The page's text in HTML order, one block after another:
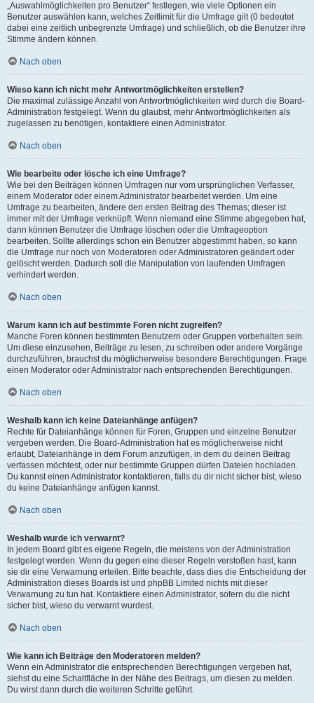
„Auswahlmöglichkeiten pro Benutzer“ festlegen, wie viele Optionen ein
Benutzer auswählen kann, welches Zeitlimit für die Umfrage gilt (0 bedeutet
dabei eine zeitlich unbegrenzte Umfrage) und schließlich, ob die Benutzer ihre
Stimme ändern können.
Nach oben
Wieso kann ich nicht mehr Antwortmöglichkeiten erstellen?
Die maximal zulässige Anzahl von Antwortmöglichkeiten wird durch die Board-
Administration festgelegt. Wenn du glaubst, mehr Antwortmöglichkeiten als
zugelassen zu benötigen, kontaktiere einen Administrator.
Nach oben
Wie bearbeite oder lösche ich eine Umfrage?
Wie bei den Beiträgen können Umfragen nur vom ursprünglichen Verfasser,
einem Moderator oder einem Administrator bearbeitet werden. Um eine
Umfrage zu bearbeiten, ändere den ersten Beitrag des Themas; dieser ist
immer mit der Umfrage verknüpft. Wenn niemand eine Stimme abgegeben hat,
dann können Benutzer die Umfrage löschen oder die Umfrageoption
bearbeiten. Sollte allerdings schon ein Benutzer abgestimmt haben, so kann
die Umfrage nur noch von Moderatoren oder Administratoren geändert oder
gelöscht werden. Dadurch soll die Manipulation von laufenden Umfragen
verhindert werden.
Nach oben
Warum kann ich auf bestimmte Foren nicht zugreifen?
Manche Foren können bestimmten Benutzern oder Gruppen vorbehalten sein.
Um diese einzusehen, Beiträge zu lesen, zu schreiben oder andere Vorgänge
durchzuführen, brauchst du möglicherweise besondere Berechtigungen. Frage
einen Moderator oder Administrator nach entsprechenden Berechtigungen.
Nach oben
Weshalb kann ich keine Dateianhänge anfügen?
Rechte für Dateianhänge können für Foren, Gruppen und einzelne Benutzer
vergeben werden. Die Board-Administration hat es möglicherweise nicht
erlaubt, Dateianhänge in dem Forum anzufügen, in dem du deinen Beitrag
verfassen möchtest, oder nur bestimmte Gruppen dürfen Dateien hochladen.
Du kannst einen Administrator kontaktieren, falls du dir nicht sicher bist, wieso
du keine Dateianhänge anfügen kannst.
Nach oben
Weshalb wurde ich verwarnt?
In jedem Board gibt es eigene Regeln, die meistens von der Administration
festgelegt werden. Wenn du gegen eine dieser Regeln verstoßen hast, kann
sie dir eine Verwarnung erteilen. Bitte beachte, dass dies die Entscheidung der
Administration dieses Boards ist und phpBB Limited nichts mit dieser
Verwarnung zu tun hat. Kontaktiere einen Administrator, sofern du die nicht
sicher bist, wieso du verwarnt wurdest.
Nach oben
Wie kann ich Beiträge den Moderatoren melden?
Wenn ein Administrator die entsprechenden Berechtigungen vergeben hat,
siehst du eine Schaltfläche in der Nähe des Beitrags, um diesen zu melden.
Du wirst dann durch die weiteren Schritte geführt.